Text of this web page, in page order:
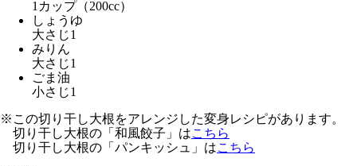
1カップ（200cc）
しょうゆ
大さじ1
みりん
大さじ1
ごま油
小さじ1
※この切り干し大根をアレンジした変身レシピがあります。
切り干し大根の「和風餃子」はこちら
切り干し大根の「パンキッシュ」はこちら